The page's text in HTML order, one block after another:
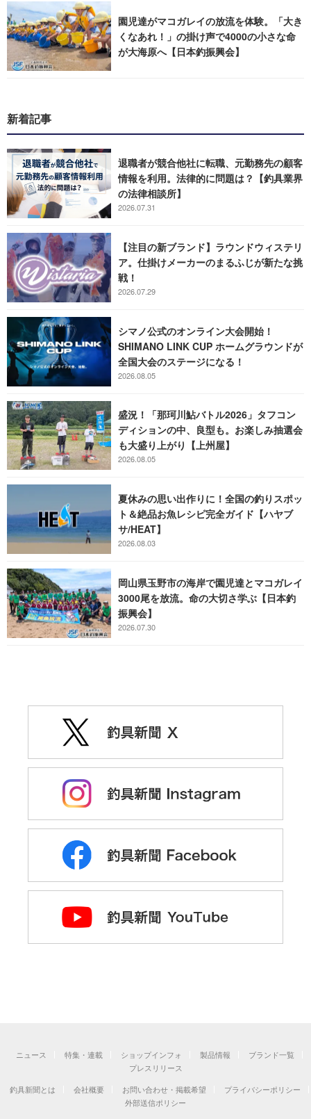
園児達がマコガレイの放流を体験。「大き
くなあれ！」の掛け声で4000の小さな命
が大海原へ【日本釣振興会】
新着記事
退職者が競合他社に転職、元勤務先の顧客
情報を利用。法律的に問題は？【釣具業界
の法律相談所】
2026.07.31
【注目の新ブランド】ラウンドウィステリ
ア。仕掛けメーカーのまるふじが新たな挑
戦！
2026.07.29
シマノ公式のオンライン大会開始！
SHIMANO LINK CUP ホームグラウンドが
全国大会のステージになる！
2026.08.05
盛況！「那珂川鮎バトル2026」タフコン
ディションの中、良型も。お楽しみ抽選会
も大盛り上がり【上州屋】
2026.08.05
夏休みの思い出作りに！全国の釣りスポッ
ト＆絶品お魚レシピ完全ガイド【ハヤブ
サ/HEAT】
2026.08.03
岡山県玉野市の海岸で園児達とマコガレイ
3000尾を放流。命の大切さ学ぶ【日本釣
振興会】
2026.07.30
ニュース 特集・連載 ショップインフォ 製品情報
ブランド一覧
プレスリリース
釣具新聞とは
会社概要 お問い合わせ・掲載希望
プライバシーポリシー
外部送信ポリシー